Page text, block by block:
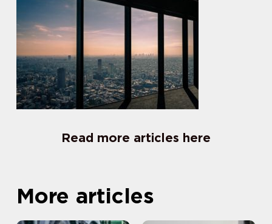
Read more articles here
More articles